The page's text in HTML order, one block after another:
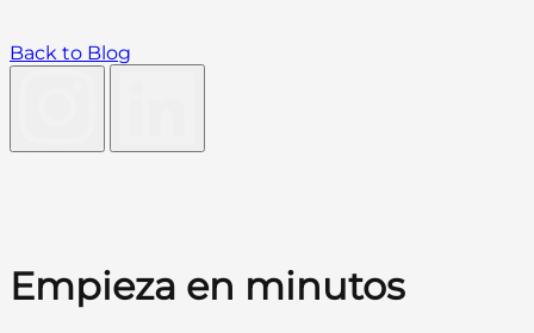
Back to Blog
Empieza en minutos